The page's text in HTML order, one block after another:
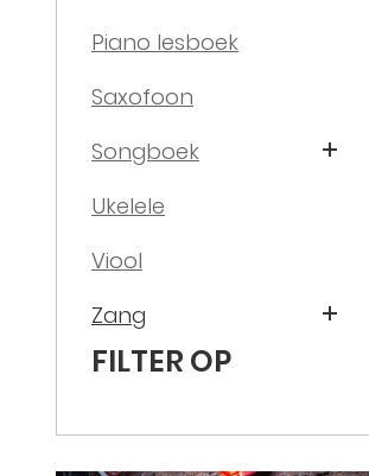
Piano lesboek
Saxofoon
Songboek
Ukelele
Viool
Zang
FILTER OP